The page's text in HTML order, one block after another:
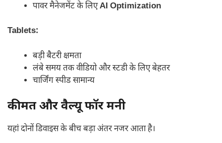
पावर मैनेजमेंट के लिएAI Optimization
Tablets:
बड़ी बैटरी क्षमता
लंबे समय तक वीडियो और स्टडी के लिए बेहतर
चार्जिंग स्पीड सामान्य
कीमत और वैल्यू फॉर मनी
यहां दोनों डिवाइस के बीच बड़ा अंतर नजर आता है।